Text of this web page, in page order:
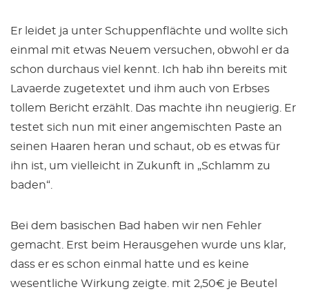
Er leidet ja unter Schuppenflächte und wollte sich
einmal mit etwas Neuem versuchen, obwohl er da
schon durchaus viel kennt. Ich hab ihn bereits mit
Lavaerde zugetextet und ihm auch von Erbses
tollem Bericht erzählt. Das machte ihn neugierig. Er
testet sich nun mit einer angemischten Paste an
seinen Haaren heran und schaut, ob es etwas für
ihn ist, um vielleicht in Zukunft in „Schlamm zu
baden“.
Bei dem basischen Bad haben wir nen Fehler
gemacht. Erst beim Herausgehen wurde uns klar,
dass er es schon einmal hatte und es keine
wesentliche Wirkung zeigte. mit 2,50€ je Beutel